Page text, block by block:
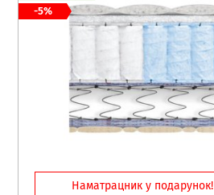
Наматрацник у подарунок!
-5%